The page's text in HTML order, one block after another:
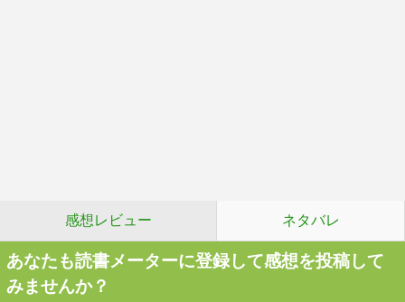
感想レビュー ネタバレ
あなたも読書メーターに登録して感想を投稿して
みませんか？